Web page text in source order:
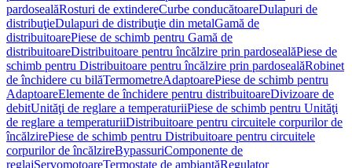
pardosealăRosturi de extindereCurbe conducătoareDulapuri de
distribuţieDulapuri de distribuţie din metalGamă de
distribuitoarePiese de schimb pentru Gamă de
distribuitoareDistribuitoare pentru încălzire prin pardosealăPiese de
schimb pentru Distribuitoare pentru încălzire prin pardosealăRobinet
de închidere cu bilăTermometreAdaptoarePiese de schimb pentru
AdaptoareElemente de închidere pentru distribuitoareDivizoare de
debitUnităţi de reglare a temperaturiiPiese de schimb pentru Unităţi
de reglare a temperaturiiDistribuitoare pentru circuitele corpurilor de
încălzirePiese de schimb pentru Distribuitoare pentru circuitele
corpurilor de încălzireBypassuriComponente de
reglajServomotoareTermostate de ambianţăRegulator